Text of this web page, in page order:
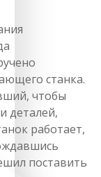
станка.
чтобы
деталей,
работает,
поставить